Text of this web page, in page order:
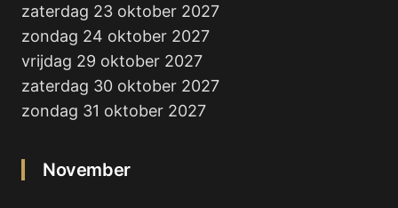
zaterdag 23 oktober 2027
zondag 24 oktober 2027
vrijdag 29 oktober 2027
zaterdag 30 oktober 2027
zondag 31 oktober 2027
November